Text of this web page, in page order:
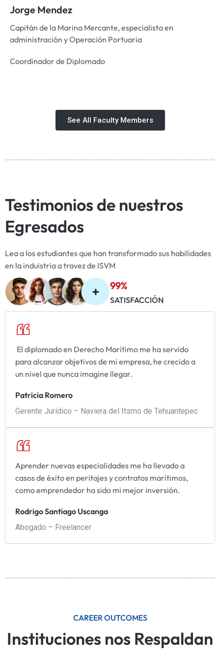
Jorge Mendez
Capitán de la Marina Mercante, especialista en
administración y Operación Portuaria
Coordinador de Diplomado
See All Faculty Members
Testimonios de nuestros
Egresados
Lea a los estudiantes que han transformado sus habilidades
en la induistria a travez de ISVM
99%
SATISFACCIÓN
El diplomado en Derecho Marítimo me ha servido
para alcanzar objetivos de mi empresa, he crecido a
un nivel que nunca imagine llegar.
Patricia Romero
Gerente Jurídico – Naviera del Itsmo de Tehuantepec
Aprender nuevas especialidades me ha llevado a
casos de éxito en peritajes y contratos marítimos,
como emprendedor ha sido mi mejor inversión.
Rodrigo Santiago Uscanga
Abogado – Freelancer
CAREER OUTCOMES
Instituciones nos Respaldan